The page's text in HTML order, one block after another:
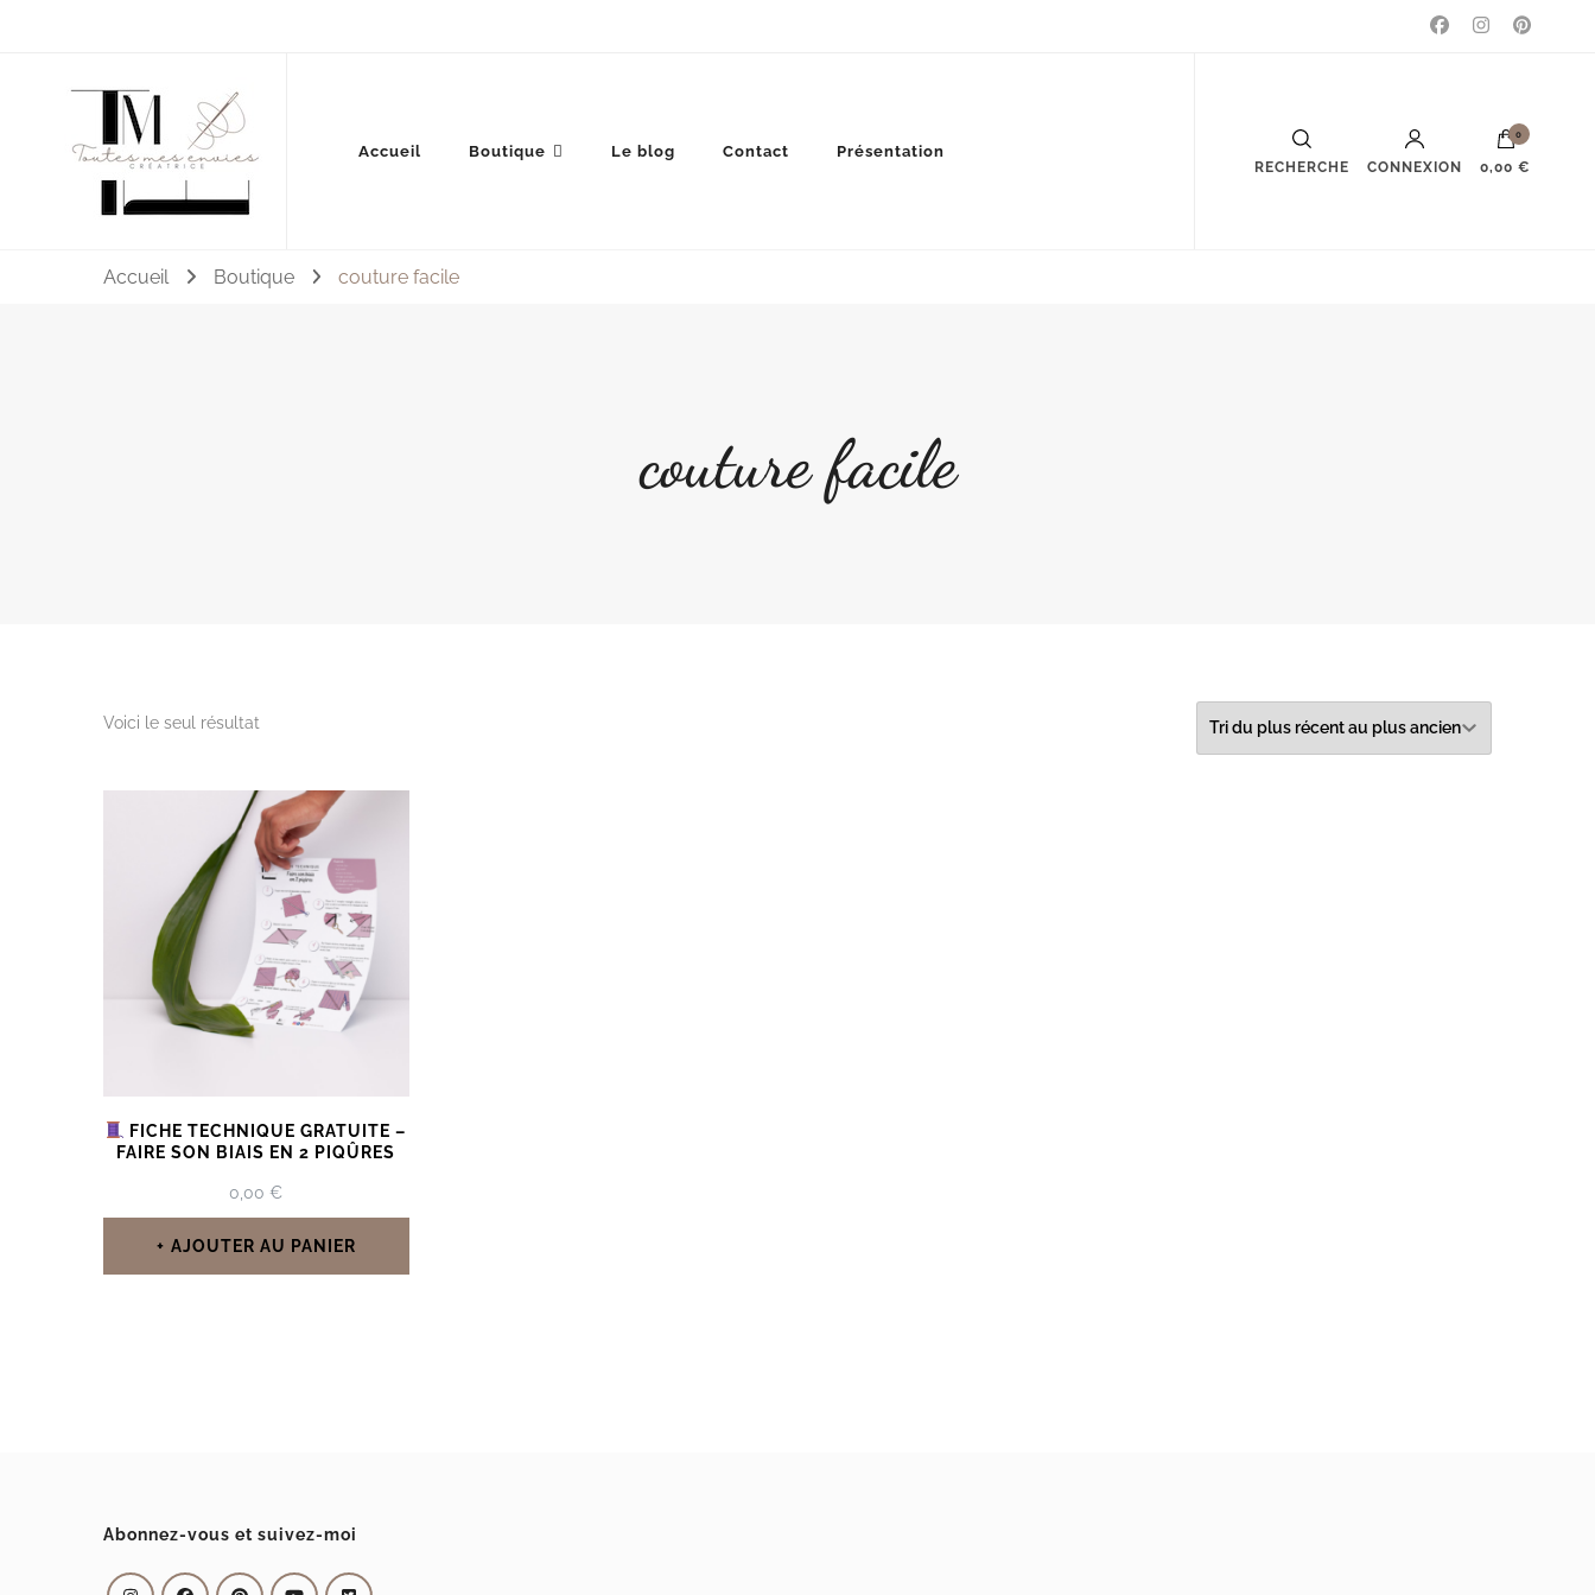
Toutes mes envies
Couture, accessoires, mode, bijoux … Accueil Boutique Le blog Contact Présentation
RECHERCHE CONNEXION
0
0,00 €
Accueil Boutique couture facile
couture facile
Voici le seul résultat
FICHE TECHNIQUE GRATUITE –
FAIRE SON BIAIS EN 2 PIQÛRES
0,00€
AJOUTER AU PANIER
Abonnez-vous et suivez-moi